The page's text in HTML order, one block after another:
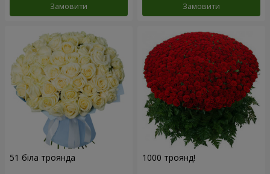
Замовити Замовити
51 біла троянда 1000 троянд!